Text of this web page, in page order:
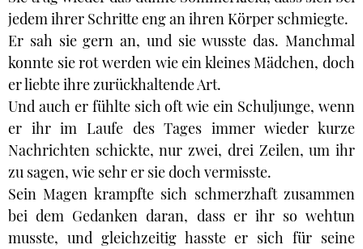
jedem ihrer Schritte eng an ihren Körper schmiegte.
Er sah sie gern an, und sie wusste das. Manchmal
konnte sie rot werden wie ein kleines Mädchen, doch
er liebte ihre zurückhaltende Art.
Und auch er fühlte sich oft wie ein Schuljunge, wenn
er ihr im Laufe des Tages immer wieder kurze
Nachrichten schickte, nur zwei, drei Zeilen, um ihr
zu sagen, wie sehr er sie doch vermisste.
Sein Magen krampfte sich schmerzhaft zusammen
bei dem Gedanken daran, dass er ihr so wehtun
musste, und gleichzeitig hasste er sich für seine